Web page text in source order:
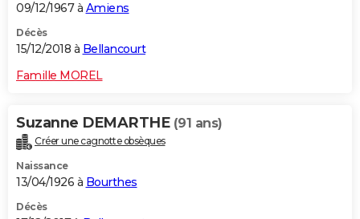
09/12/1967 à Amiens
Décès
15/12/2018 à Bellancourt
Famille MOREL
Suzanne DEMARTHE (91 ans)
Créer une cagnotte obsèques
Naissance
13/04/1926 à Bourthes
Décès